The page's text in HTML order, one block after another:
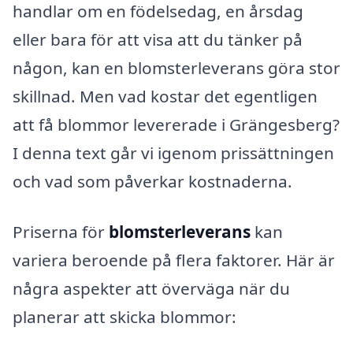
handlar om en födelsedag, en årsdag
eller bara för att visa att du tänker på
någon, kan en blomsterleverans göra stor
skillnad. Men vad kostar det egentligen
att få blommor levererade i Grängesberg?
I denna text går vi igenom prissättningen
och vad som påverkar kostnaderna.
Priserna för blomsterleverans kan
variera beroende på flera faktorer. Här är
några aspekter att överväga när du
planerar att skicka blommor: